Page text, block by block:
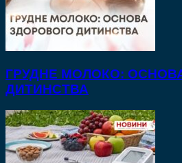
ГРУДНЕ МОЛОКО:
ДИТИНСТВА